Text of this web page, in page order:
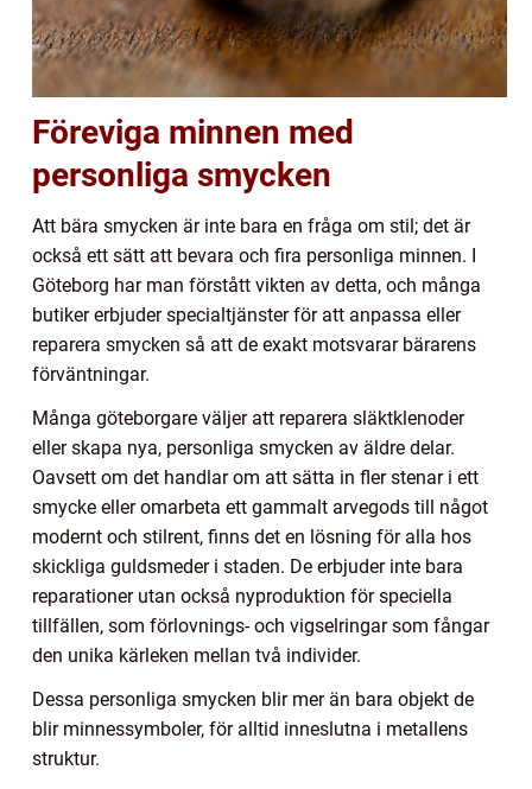
Föreviga minnen med
personliga smycken
Att bära smycken är inte bara en fråga om stil; det är
också ett sätt att bevara och fira personliga minnen. I
Göteborg har man förstått vikten av detta, och många
butiker erbjuder specialtjänster för att anpassa eller
reparera smycken så att de exakt motsvarar bärarens
förväntningar.
Många göteborgare väljer att reparera släktklenoder
eller skapa nya, personliga smycken av äldre delar.
Oavsett om det handlar om att sätta in fler stenar i ett
smycke eller omarbeta ett gammalt arvegods till något
modernt och stilrent, finns det en lösning för alla hos
skickliga guldsmeder i staden. De erbjuder inte bara
reparationer utan också nyproduktion för speciella
tillfällen, som förlovnings- och vigselringar som fångar
den unika kärleken mellan två individer.
Dessa personliga smycken blir mer än bara objekt de
blir minnessymboler, för alltid inneslutna i metallens
struktur.